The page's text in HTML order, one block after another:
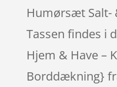
Humørsæt Salt-
Tassen findes i
Hjem & Have –
Borddækning}